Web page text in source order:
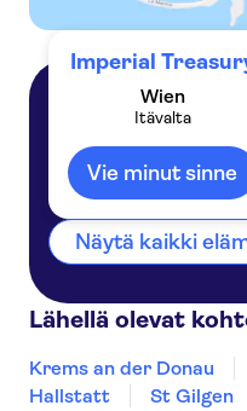
Imperial
Wien
Itävalta
Vie minut sinne
Näytä kaikki
Lähellä olevat
Krems an der Donau
Hallstatt
St Gilgen